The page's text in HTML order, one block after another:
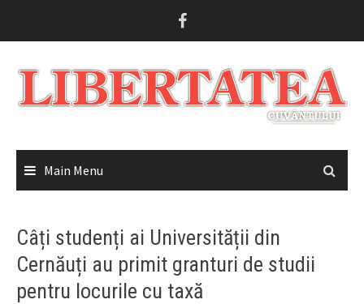
Main Menu
Câți studenți ai Universității din
Cernăuți au primit granturi de studii
pentru locurile cu taxă